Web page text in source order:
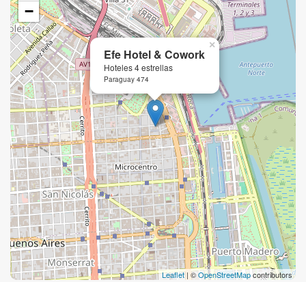
Efe Hotel & Cowork
Hoteles 4 estrellas
Paraguay 474
×
−
Leaflet| ©OpenStreetMapcontributors